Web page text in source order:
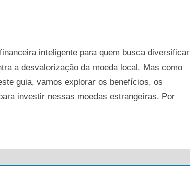
inteligente para quem busca diversificar
a desvalorização da moeda local. Mas como
guia, vamos explorar os benefícios, os
investir nessas moedas estrangeiras. Por